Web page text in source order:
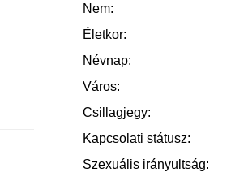
Nem:
Életkor:
Névnap:
Város:
Csillagjegy:
Kapcsolati státusz:
Szexuális irányultság: